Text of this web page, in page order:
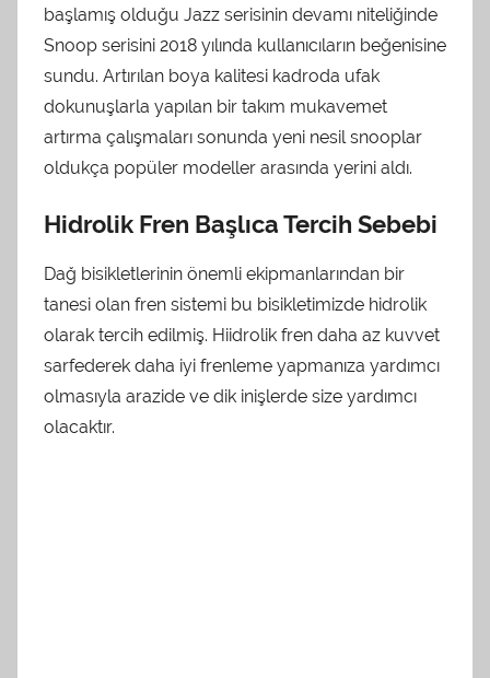
başlamış olduğu Jazz serisinin devamı niteliğinde
Snoop serisini 2018 yılında kullanıcıların beğenisine
sundu. Artırılan boya kalitesi kadroda ufak
dokunuşlarla yapılan bir takım mukavemet
artırma çalışmaları sonunda yeni nesil snooplar
oldukça popüler modeller arasında yerini aldı.
Hidrolik Fren Başlıca Tercih Sebebi
Dağ bisikletlerinin önemli ekipmanlarından bir
tanesi olan fren sistemi bu bisikletimizde hidrolik
olarak tercih edilmiş. Hiidrolik fren daha az kuvvet
sarfederek daha iyi frenleme yapmanıza yardımcı
olmasıyla arazide ve dik inişlerde size yardımcı
olacaktır.